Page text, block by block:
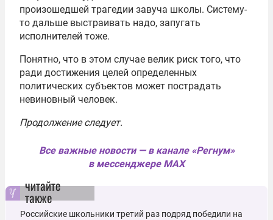
произошедшей трагедии завуча школы. Систему-
то дальше выстраивать надо, запугать
исполнителей тоже.
Понятно, что в этом случае велик риск того, что
ради достижения целей определенных
политических субъектов может пострадать
невиновный человек.
Продолжение следует.
Все важные новости — в канале «Регнум»
в мессенджере MAX
читайте
также
Российские школьники третий раз подряд победили на